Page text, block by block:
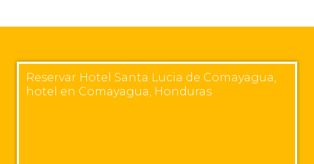
Reservar Hotel Santa Lucia de Comayagua,
hotel en Comayagua, Honduras